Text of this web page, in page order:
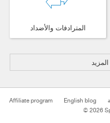
المترادفات والأضداد
Affiliate program English blog
© 2026